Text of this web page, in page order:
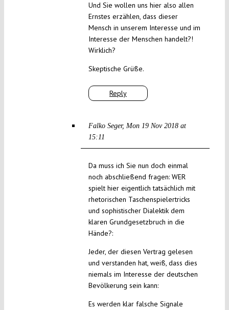
Reply
Und Sie wollen uns hier also allen
Ernstes erzählen, dass dieser
Mensch in unserem Interesse und im
Interesse der Menschen handelt?!
Wirklich?
Skeptische Grüße.
Falko Seger Mon 19 Nov 2018 at
15:11
Da muss ich Sie nun doch einmal
noch abschließend fragen: WER
spielt hier eigentlich tatsächlich mit
rhetorischen Taschenspielertricks
und sophistischer Dialektik dem
klaren Grundgesetzbruch in die
Hände?:
Jeder, der diesen Vertrag gelesen
und verstanden hat, weiß, dass dies
niemals im Interesse der deutschen
Bevölkerung sein kann:
Es werden klar falsche Signale